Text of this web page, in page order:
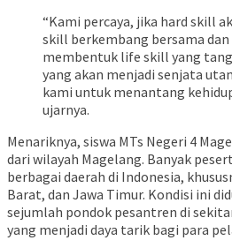
“Kami percaya, jika hard skill
skill berkembang bersama
membentuk life skill yang
yang akan menjadi senjata
kami untuk menantang
ujarnya.
Menariknya, siswa MTs Negeri 4
dari wilayah Magelang. Banyak
berbagai daerah di Indonesia,
Barat, dan Jawa Timur. Kondisi ini
sejumlah pondok pesantren di
yang menjadi daya tarik bagi para